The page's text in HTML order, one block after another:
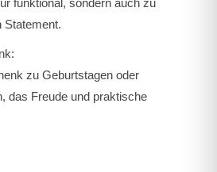
Statement.
:
zu Geburtstagen oder
das Freude und praktische